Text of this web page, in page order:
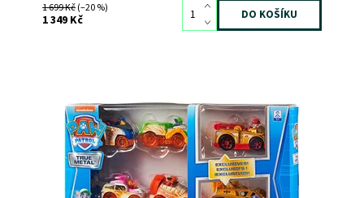
1 699 Kč(–20 %)
1 349 Kč
Dostupnost: Skladem2
8066
Značka:
SPIN MASTER